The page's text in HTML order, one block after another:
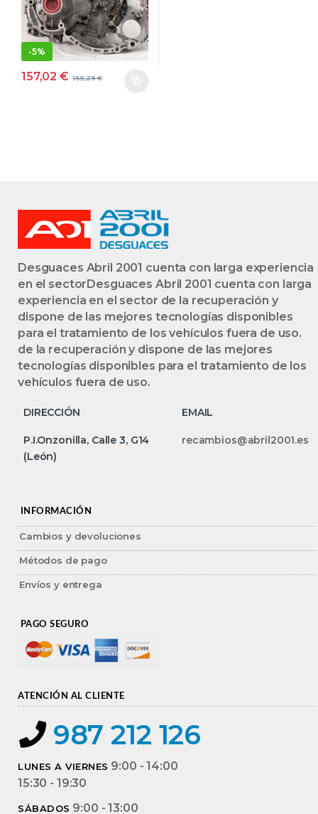
-5%
157,02€ 165,29€
Desguaces Abril 2001 cuenta con larga experiencia
en el sectorDesguaces Abril 2001 cuenta con larga
experiencia en el sector de la recuperación y
dispone de las mejores tecnologías disponibles
para el tratamiento de los vehículos fuera de uso.
de la recuperación y dispone de las mejores
tecnologías disponibles para el tratamiento de los
vehículos fuera de uso.
DIRECCIÓN EMAIL
P.I.Onzonilla, Calle 3, G14
(León)
recambios@abril2001.es
INFORMACIÓN
Cambios y devoluciones
Métodos de pago
Envíos y entrega
PAGO SEGURO
ATENCIÓN AL CLIENTE
987 212 126
LUNES A VIERNES 9:00 - 14:00
15:30 - 19:30
SÁBADOS 9:00 - 13:00